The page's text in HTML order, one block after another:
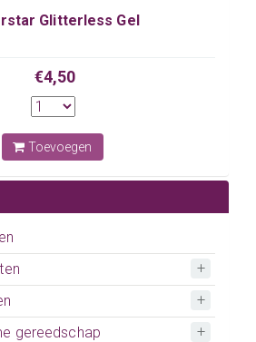
Glitterless Gel
€4,50
Toevoegen
gereedschap